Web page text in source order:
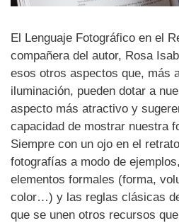
El Lenguaje Fotográfico en el
compañera del autor, Rosa
esos otros aspectos que, más
iluminación, pueden dotar a
aspecto más atractivo y
capacidad de mostrar nuestra
Siempre con un ojo en el
fotografías a modo de
elementos formales (forma,
color…) y las reglas clásicas
que se unen otros recursos